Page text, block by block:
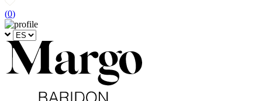
(0)